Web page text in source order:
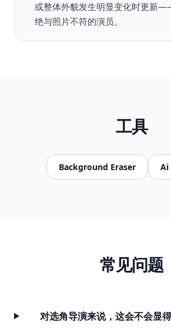
或整体外貌发生明显变化时更新
绝与照片不符的演员。
工具
Background Eraser Ai
常见问题
对选角导演来说，这会不会显